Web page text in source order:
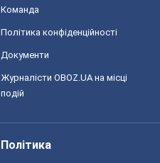
Команда
Політика конфіденційності
Документи
Журналісти OBOZ.UA на місці
подій
Політика